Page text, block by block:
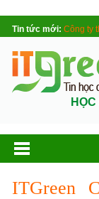
Tin tức mới: Công ty
ITGreen